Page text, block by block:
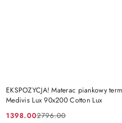
EKSPOZYCJA! Materac piankowy
Medivis Lux 90x200 Cotton Lux
Cena
1398.00
Cena
2796.00